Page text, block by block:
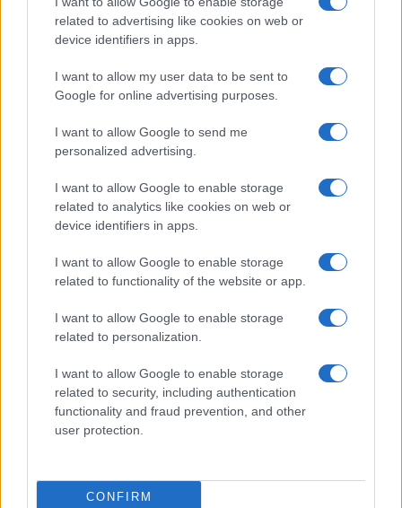
related to advertising like cookies on web or
device identifiers in apps.
I want to allow my user data to be sent to
Google for online advertising purposes.
I want to allow Google to send me
personalized advertising.
I want to allow Google to enable storage
related to analytics like cookies on web or
device identifiers in apps.
I want to allow Google to enable storage
related to functionality of the website or app.
I want to allow Google to enable storage
related to personalization.
I want to allow Google to enable storage
related to security, including authentication
functionality and fraud prevention, and other
user protection.
CONFIRM
játssza májusban. A sokirányú zenei tehetséggel megáldott
Apaceller család a közeljövőben Pécsváradon tartandó
koncertjének teljes bevételét szándékozik felajánlani
számukra.
Az intézmény közleményében kitért arra is, hogy
helyzetük rendkívül bonyolult, hiszen
miközben magánszínháznak minősülnek,
kiemelt minősítésű előadó-művészeti
intézménynek számítanak, az épület pedig,
amelyben működnek, a pécsi önkormányzat
Mint írták, egyelőre nem látják a pályázati lehetőségeket
A szakmabeliek egyértelműen a teátrum
„visszaintézményesítésében” vélik a végleges megoldást,
működése kiegyensúlyozottan és biztonságosan így